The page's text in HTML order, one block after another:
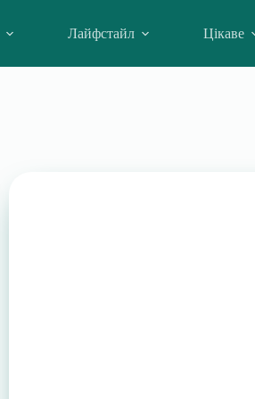
Лайфстайл Цікаве